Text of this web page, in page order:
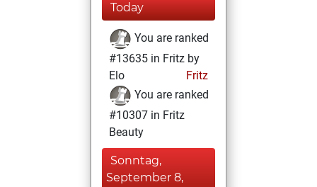
Today
You are ranked
#13635 in Fritz by
Elo
Fritz
You are ranked
#10307 in Fritz
Beauty
Sonntag,
September 8,